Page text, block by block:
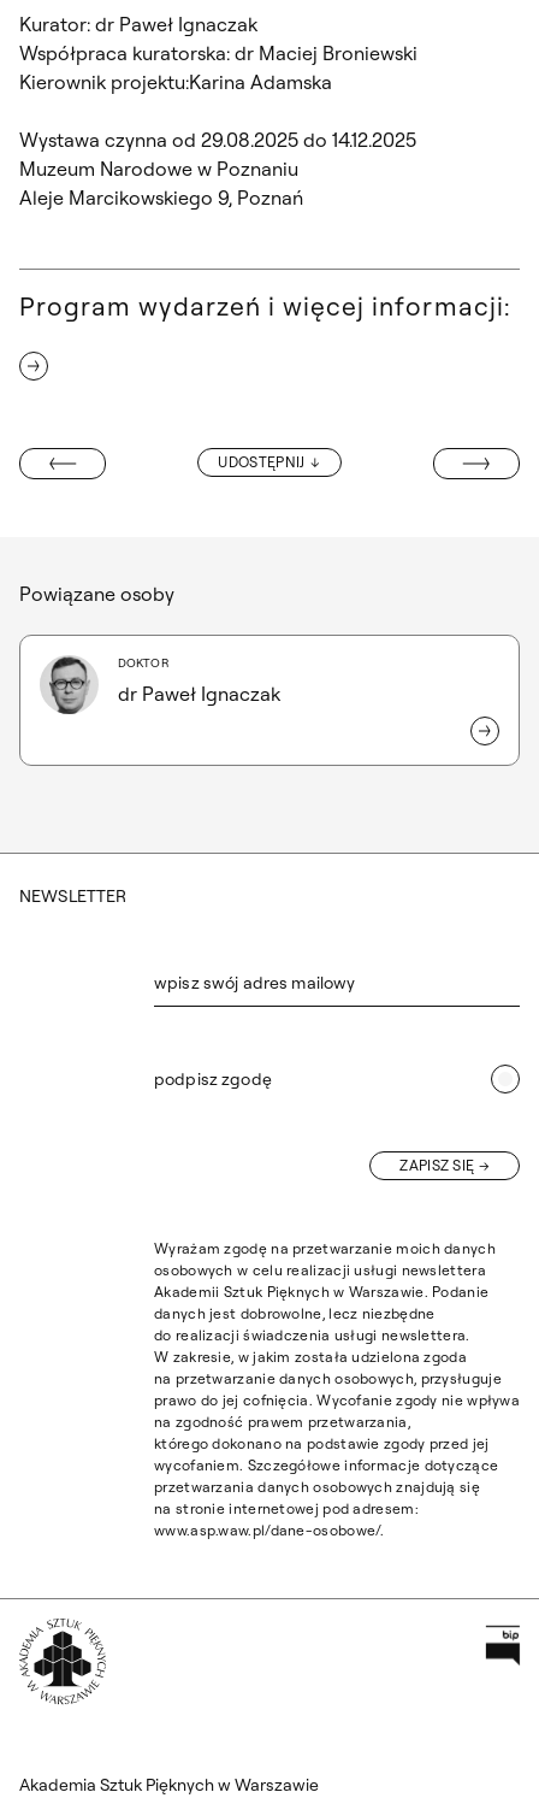
Kurator: dr Paweł Ignaczak
Współpraca kuratorska: dr Maciej Broniewski
Kierownik projektu:Karina Adamska
Wystawa czynna od 29.08.2025 do 14.12.2025
Muzeum Narodowe w Poznaniu
Aleje Marcikowskiego 9, Poznań
Program wydarzeń i więcej informacji:
UDOSTĘPNIJ
W LONDYNIE
Powiązane osoby
DOKTOR
dr Paweł Ignaczak
NEWSLETTER
wpisz swój adres mailowy
podpisz zgodę
ZAPISZ SIĘ
Wyrażam zgodę na przetwarzanie moich danych
osobowych w celu realizacji usługi newslettera
Akademii Sztuk Pięknych w Warszawie. Podanie
danych jest dobrowolne, lecz niezbędne
do realizacji świadczenia usługi newslettera.
W zakresie, w jakim została udzielona zgoda
na przetwarzanie danych osobowych, przysługuje
prawo do jej cofnięcia. Wycofanie zgody nie wpływa
na zgodność prawem przetwarzania,
którego dokonano na podstawie zgody przed jej
wycofaniem. Szczegółowe informacje dotyczące
przetwarzania danych osobowych znajdują się
na stronie internetowej pod adresem:
www.asp.waw.pl/dane-osobowe/.
Akademia Sztuk Pięknych w Warszawie